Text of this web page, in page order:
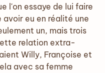
l'on essaye de lui faire
eu en réalité une
un, mais trois
relation extra-
Willy, Françoise et
avec sa femme